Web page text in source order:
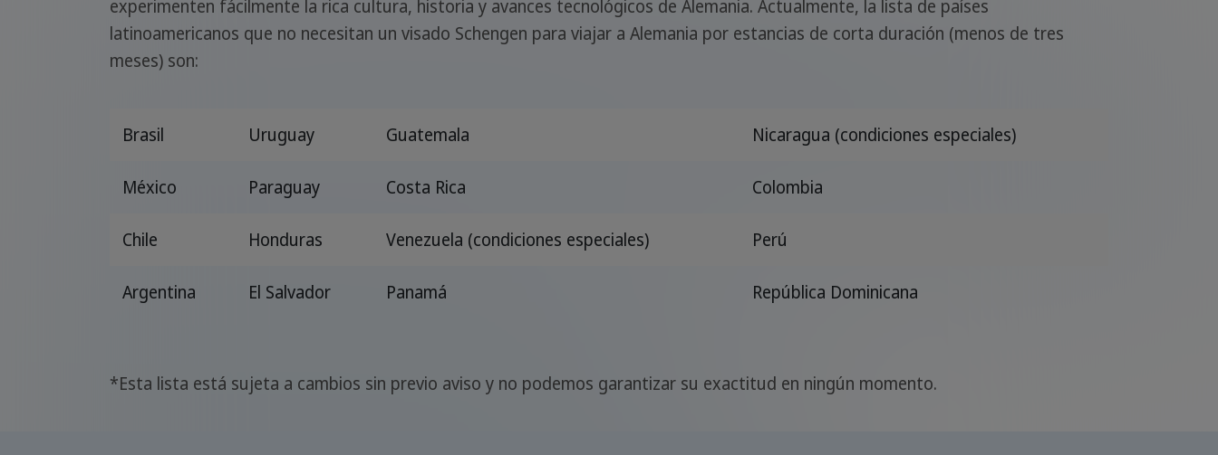
experimenten fácilmente la rica cultura, historia y avances tecnológicos de Alemania. Actualmente, la lista de países
latinoamericanos que no necesitan un visado Schengen para viajar a Alemania por estancias de corta duración (menos de tres
meses) son:
Brasil Uruguay Guatemala Nicaragua (condiciones especiales)
México Paraguay Costa Rica Colombia
Chile Honduras Venezuela (condiciones especiales) Perú
Argentina El Salvador Panamá República Dominicana
*Esta lista está sujeta a cambios sin previo aviso y no podemos garantizar su exactitud en ningún momento.